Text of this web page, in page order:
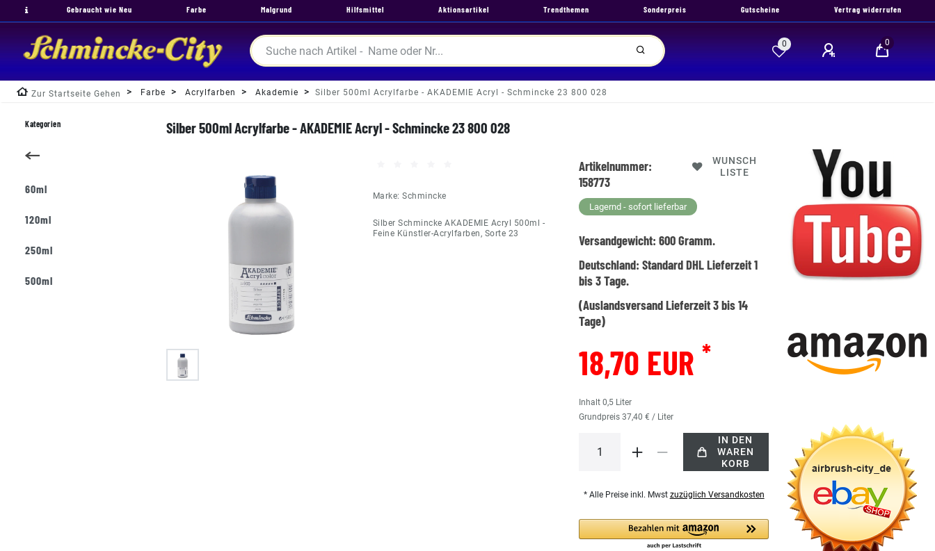
Gebraucht wie Neu Farbe Malgrund Hilfsmittel Aktionsartikel Trendthemen Sonderpreis Gutscheine Vertrag widerrufen
0 0
Zur Startseite Gehen Farbe Acrylfarben Akademie Silber 500ml Acrylfarbe - AKADEMIE Acryl - Schmincke 23 800 028
Silber 500ml Acrylfarbe - AKADEMIE Acryl - Schmincke 23 800 028
Marke:Schmincke
Silber Schmincke AKADEMIE Acryl 500ml -
Feine Künstler-Acrylfarben, Sorte 23
Artikelnummer:
158773
WUNSCH
LISTE
Lagernd - sofort lieferbar
Versandgewicht:600Gramm.
Deutschland:Standard DHL Lieferzeit 1
bis 3 Tage.
(Auslandsversand Lieferzeit 3 bis 14
Tage)
18,70 EUR*
Inhalt0,5 Liter
Grundpreis37,40 € / Liter
IN DEN
WAREN
KORB
* Alle Preise inkl. Mwst zuzüglich Versandkosten
Kategorien
60ml
120ml
250ml
500ml